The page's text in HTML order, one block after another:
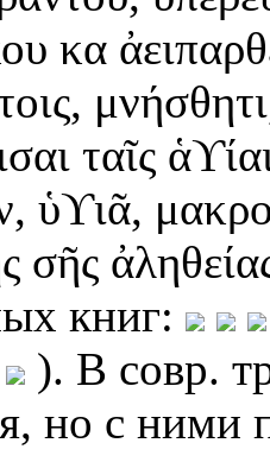
κα
ταῖς
ὑϒιᾶ,
σῆς
книг:
). В совр.
но с